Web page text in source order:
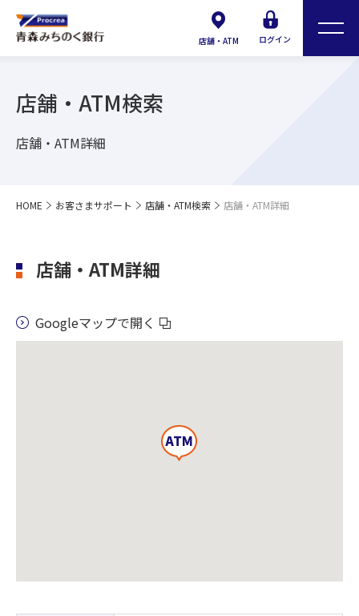
店舗・ATM ログイン
店舗・ATM検索
店舗・ATM詳細
HOME お客さまサポート 店舗・ATM検索 店舗・ATM詳細
店舗・ATM詳細
Googleマップで開く